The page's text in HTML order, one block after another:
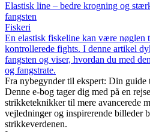
Elastisk line – bedre krogning og
fangsten
Fiskeri
En elastisk fiskeline kan være nøglen
kontrollerede fights. I denne artikel
fangsten og viser, hvordan du med
og fangstrate.
Fra nybegynder til ekspert: Din
Denne e-bog tager dig med på en
strikketeknikker til mere avancerede
vejledninger og inspirerende billeder
strikkeverdenen.